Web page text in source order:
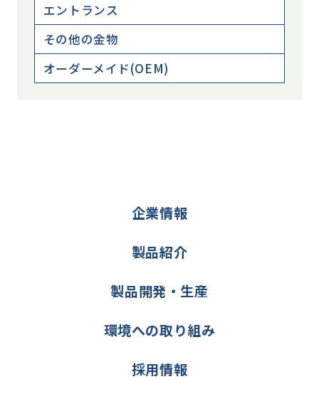
エントランス
その他の金物
オーダーメイド(OEM)
企業情報
製品紹介
製品開発・生産
環境への取り組み
採用情報